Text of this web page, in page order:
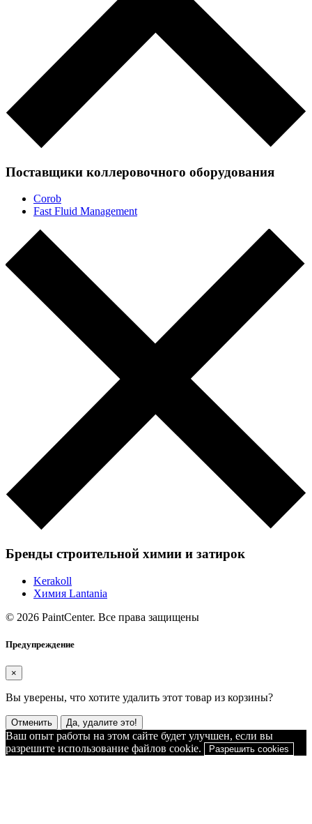
Поставщики коллеровочного оборудования
Corob
Fast Fluid Management
Бренды строительной химии и затирок
Kerakoll
Химия Lantania
© 2026 PaintCenter. Все права защищены
Предупреждение
×
Вы уверены, что хотите удалить этот товар из корзины?
Отменить Да, удалите это!
Ваш опыт работы на этом сайте будет улучшен, если вы
разрешите использование файлов cookie.
Разрешить cookies